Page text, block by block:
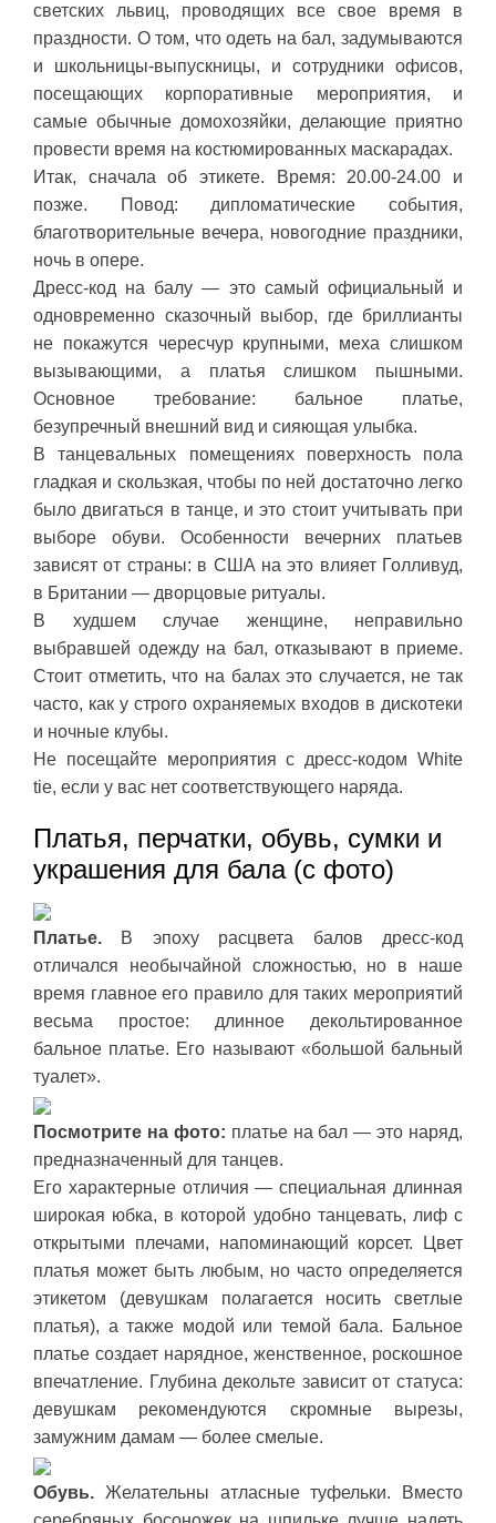
светских львиц, проводящих все свое время в
праздности. О том, что одеть на бал, задумываются
и школьницы-выпускницы, и сотрудники офисов,
посещающих корпоративные мероприятия, и
самые обычные домохозяйки, делающие приятно
провести время на костюмированных маскарадах.
Итак, сначала об этикете. Время: 20.00-24.00 и
позже. Повод: дипломатические события,
благотворительные вечера, новогодние праздники,
ночь в опере.
Дресс-код на балу — это самый официальный и
одновременно сказочный выбор, где бриллианты
не покажутся чересчур крупными, меха слишком
вызывающими, а платья слишком пышными.
Основное требование: бальное платье,
безупречный внешний вид и сияющая улыбка.
В танцевальных помещениях поверхность пола
гладкая и скользкая, чтобы по ней достаточно легко
было двигаться в танце, и это стоит учитывать при
выборе обуви. Особенности вечерних платьев
зависят от страны: в США на это влияет Голливуд,
в Британии — дворцовые ритуалы.
В худшем случае женщине, неправильно
выбравшей одежду на бал, отказывают в приеме.
Стоит отметить, что на балах это случается, не так
часто, как у строго охраняемых входов в дискотеки
и ночные клубы.
Не посещайте мероприятия с дресс-кодом White
tie, если у вас нет соответствующего наряда.
Платья, перчатки, обувь, сумки и
украшения для бала (с фото)
Платье. В эпоху расцвета балов дресс-код
отличался необычайной сложностью, но в наше
время главное его правило для таких мероприятий
весьма простое: длинное декольтированное
бальное платье. Его называют «большой бальный
туалет».
Посмотрите на фото: платье на бал — это наряд,
предназначенный для танцев.
Его характерные отличия — специальная длинная
широкая юбка, в которой удобно танцевать, лиф с
открытыми плечами, напоминающий корсет. Цвет
платья может быть любым, но часто определяется
этикетом (девушкам полагается носить светлые
платья), а также модой или темой бала. Бальное
платье создает нарядное, женственное, роскошное
впечатление. Глубина декольте зависит от статуса:
девушкам рекомендуются скромные вырезы,
замужним дамам — более смелые.
Обувь. Желательны атласные туфельки. Вместо